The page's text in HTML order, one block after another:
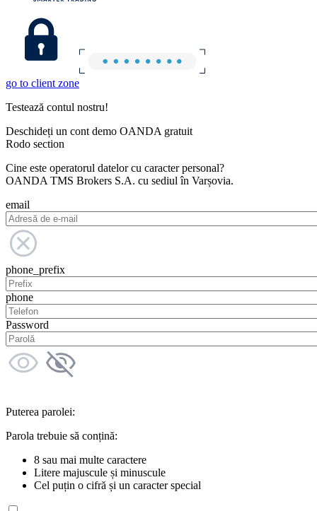
go to client zone
Testează contul nostru!
Deschideți un cont demo OANDA gratuit
Rodo section
Cine este operatorul datelor cu caracter personal?
OANDA TMS Brokers S.A. cu sediul în Varșovia.
email
phone_prefix
phone
Password
Puterea parolei:
Parola trebuie să conțină:
8 sau mai multe caractere
Litere majuscule și minuscule
Cel puțin o cifră și un caracter special